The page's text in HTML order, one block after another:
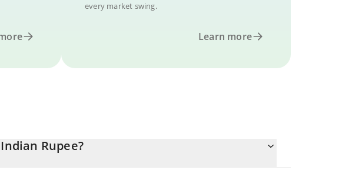
every market swing.
Learn more
Rupee?